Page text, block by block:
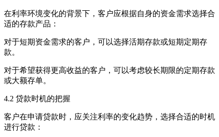
在利率环境变化的背景下，客户应根据自身的资金需求选择合
适的存款产品：
对于短期资金需求的客户，可以选择活期存款或短期定期存
款。
对于希望获得更高收益的客户，可以考虑较长期限的定期存款
或大额存单。
4.2 贷款时机的把握
客户在申请贷款时，应关注利率的变化趋势，选择合适的时机
进行贷款：